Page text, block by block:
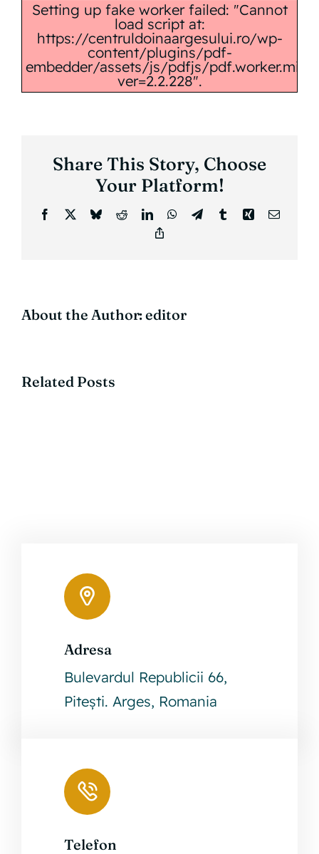
Setting up fake worker failed: "Cannot
load script at:
https://centruldoinaargesului.ro/wp-
content/plugins/pdf-
embedder/assets/js/pdfjs/
ver=2.2.228".
Share This Story, Choose
Your Platform!
Facebook BlueskyRedditLinkedInWhatsApp
TelegramTumblrXing Email
About the Author:editor
Related PostsDECLARATIA
CRISTIAN
Adresa
Bulevardul Republicii 66,
Pitești. Arges, Romania
Telefon